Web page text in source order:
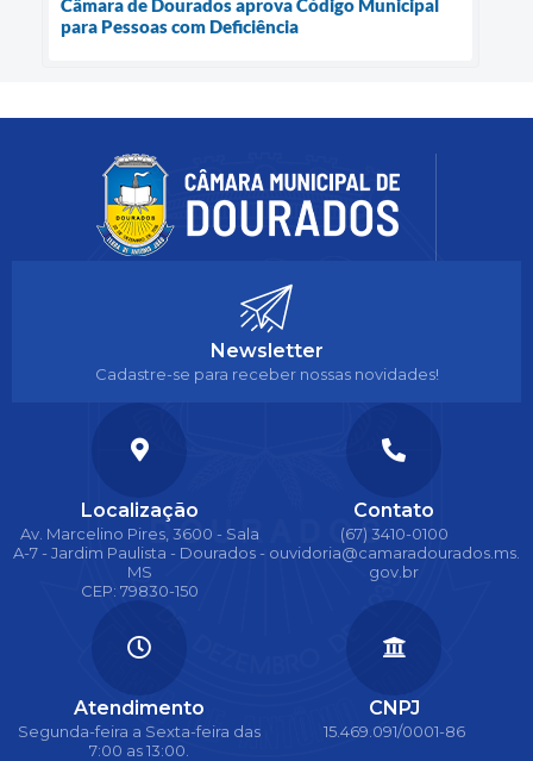
Câmara de Dourados aprova Código Municipal
para Pessoas com Deficiência
Newsletter
Cadastre-se para receber nossas novidades!
Localização
Av. Marcelino Pires, 3600 - Sala
A-7 - Jardim Paulista - Dourados -
MS
CEP: 79830-150
Contato
(67) 3410-0100
ouvidoria@camaradourados.ms.
gov.br
Atendimento
Segunda-feira a Sexta-feira das
7:00 as 13:00.
CNPJ
15.469.091/0001-86